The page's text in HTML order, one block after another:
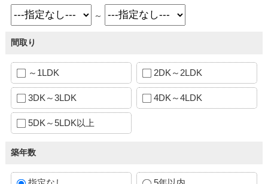
～
間取り
～1LDK 2DK～2LDK
3DK～3LDK 4DK～4LDK
5DK～5LDK以上
築年数